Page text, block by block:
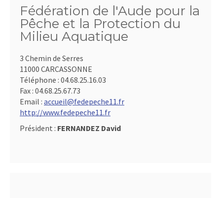
Fédération de l'Aude pour la
Pêche et la Protection du
Milieu Aquatique
3 Chemin de Serres
11000 CARCASSONNE
Téléphone : 04.68.25.16.03
Fax : 04.68.25.67.73
Email : accueil@fedepeche11.fr
http://www.fedepeche11.fr
Président : FERNANDEZ David